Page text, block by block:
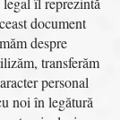
document
despre
transferăm
personal
noi în legătură